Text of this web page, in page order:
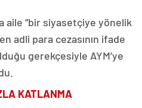
”bir siyasetçiye yönelik
adli para cezasının ifade
gerekçesiyle AYM’ye
KATLANMA